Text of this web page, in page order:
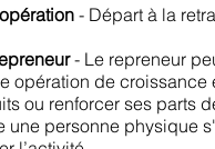
- Départ à la
- Le repreneur
opération de
ou renforcer ses parts
une personne physique